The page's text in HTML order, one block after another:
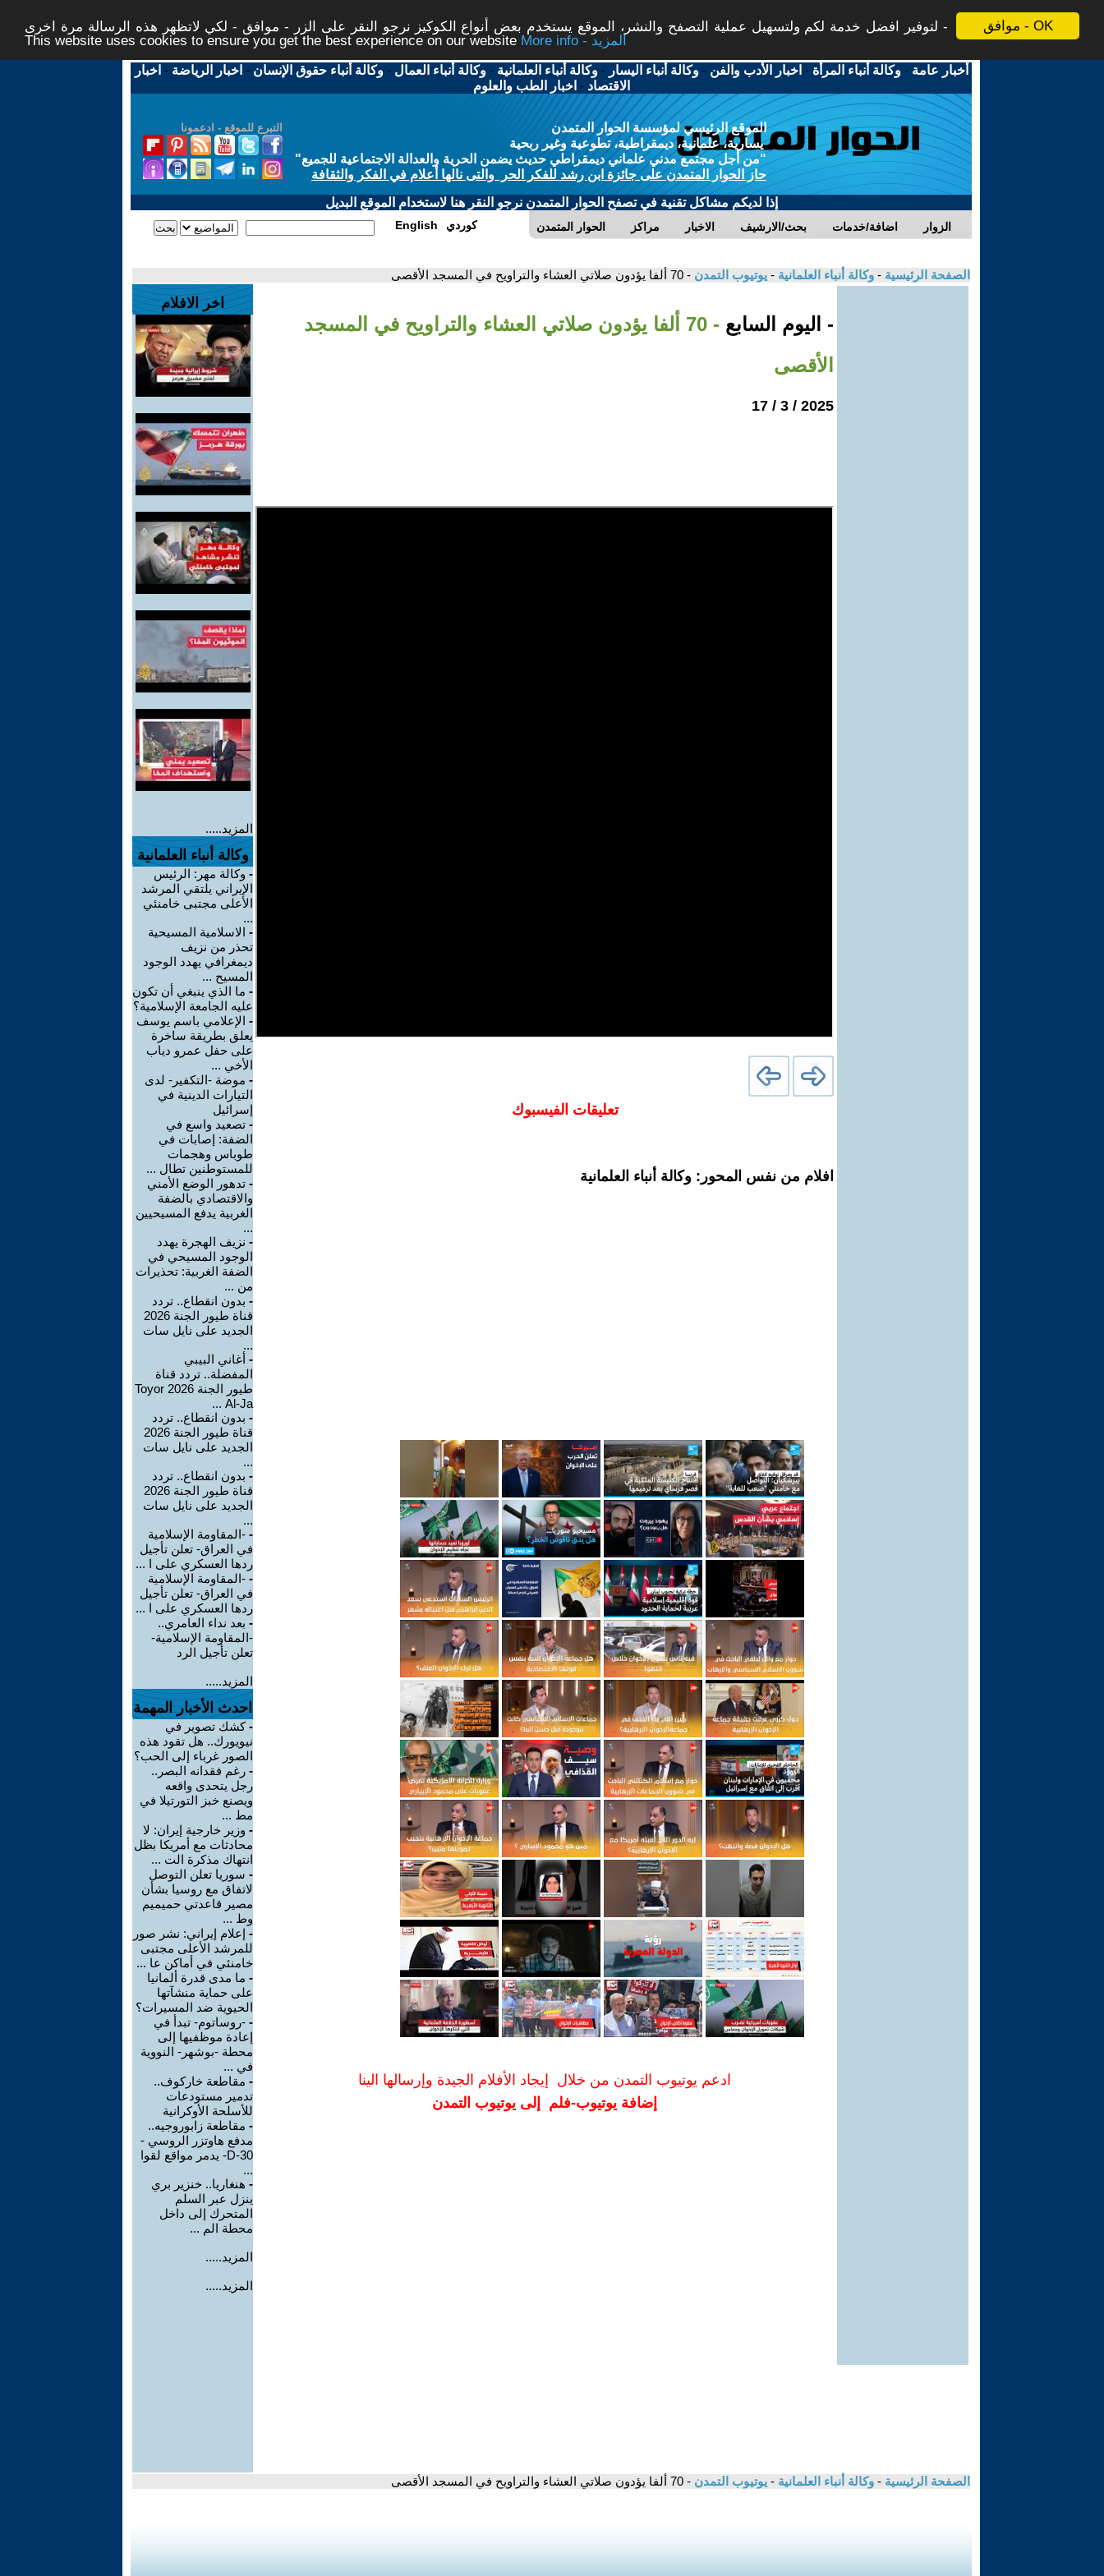
موافق - OK
لتوفير افضل خدمة لكم ولتسهيل عملية التصفح والنشر، الموقع يستخدم بعض أنواع الكوكيز نرجو النقر على الزر - موافق - لكي لاتظهر هذه الرسالة مرة اخرى -
This website uses cookies to ensure you get the best experience on our website
More info - المزيد
أخبار عامة -وكالة أنباء المرأة - اخبار الأدب والفن -وكالة أنباء اليسار -وكالة أنباء العلمانية -وكالة أنباء العمال -وكالة أنباء حقوق الإنسان - اخبار الرياضة - اخبار
الاقتصاد - اخبار الطب والعلوم
التبرع للموقع - ادعمونا
الموقع الرئيسي لمؤسسة الحوار المتمدن
يسارية، علمانية، ديمقراطية، تطوعية وغير ربحية
"من أجل مجتمع مدني علماني ديمقراطي حديث يضمن الحرية والعدالة الاجتماعية للجميع"
حاز الحوار المتمدن على جائزة ابن رشد للفكر الحر والتى نالها أعلام في الفكر والثقافة
إذا لديكم مشاكل تقنية في تصفح الحوار المتمدن نرجو النقر هنا لاستخدام الموقع البديل
الحوار المتمدن مراكز الاخبار بحث/الارشيف اضافة/خدمات الزوار English كوردي
الصفحة الرئيسية - وكالة أنباء العلمانية - يوتيوب التمدن - 70 ألفا يؤدون صلاتي العشاء والتراويح في المسجد الأقصى
- اليوم السابع
- 70 ألفا يؤدون صلاتي العشاء والتراويح في المسجد
الأقصى
2025 / 3 / 17
تعليقات الفيسبوك
افلام من نفس المحور: وكالة أنباء العلمانية
ادعم يوتيوب التمدن من خلال إيجاد الأفلام الجيدة وإرسالها الينا
إضافة يوتيوب-فلم إلى يوتيوب التمدن
اخر الافلام
المزيد.....
وكالة أنباء العلمانية
- وكالة مهر: الرئيس
الإيراني يلتقي المرشد
الأعلى مجتبى خامنئي
...
- الاسلامية المسيحية
تحذر من نزيف
ديمغرافي يهدد الوجود
المسيح ...
- ما الذي ينبغي أن تكون
عليه الجامعة الإسلامية؟
- الإعلامي باسم يوسف
يعلق بطريقة ساخرة
على حفل عمرو دياب
الأخي ...
- موضة -التكفير- لدى
التيارات الدينية في
إسرائيل
- تصعيد واسع في
الضفة: إصابات في
طوباس وهجمات
للمستوطنين تطال ...
- تدهور الوضع الأمني
والاقتصادي بالضفة
الغربية يدفع المسيحيين
...
- نزيف الهجرة يهدد
الوجود المسيحي في
الضفة الغربية: تحذيرات
من ...
- بدون انقطاع.. تردد
قناة طيور الجنة 2026
الجديد على نايل سات
...
- أغاني البيبي
المفضلة.. تردد قناة
طيور الجنة 2026 Toyor
Al-Ja ...
- بدون انقطاع.. تردد
قناة طيور الجنة 2026
الجديد على نايل سات
...
- بدون انقطاع.. تردد
قناة طيور الجنة 2026
الجديد على نايل سات
...
- -المقاومة الإسلامية
في العراق- تعلن تأجيل
ردها العسكري على ا ...
- -المقاومة الإسلامية
في العراق- تعلن تأجيل
ردها العسكري على ا ...
- بعد نداء العامري..
-المقاومة الإسلامية-
تعلن تأجيل الرد
المزيد.....
احدث الأخبار المهمة
-كشك تصوير في
نيويورك.. هل تقود هذه
الصور غرباء إلى الحب؟
- رغم فقدانه البصر..
رجل يتحدى واقعه
ويصنع خبز التورتيلا في
مط ...
- وزير خارجية إيران: لا
محادثات مع أمريكا بظل
انتهاك مذكرة الت ...
- سوريا تعلن التوصل
لاتفاق مع روسيا بشأن
مصير قاعدتي حميميم
وط ...
- إعلام إيراني: نشر صور
للمرشد الأعلى مجتبى
خامنئي في أماكن عا ...
- ما مدى قدرة ألمانيا
على حماية منشآتها
الحيوية ضد المسيرات؟
- -روساتوم- تبدأ في
إعادة موظفيها إلى
محطة -بوشهر- النووية
في ...
- مقاطعة خاركوف..
تدمير مستودعات
للأسلحة الأوكرانية
- مقاطعة زابوروجيه..
مدفع هاوتزر الروسي -
D-30- يدمر مواقع لقوا
...
- هنغاريا.. خنزير بري
ينزل عبر السلم
المتحرك إلى داخل
محطة الم ...
المزيد.....
المزيد.....
الصفحة الرئيسية - وكالة أنباء العلمانية - يوتيوب التمدن - 70 ألفا يؤدون صلاتي العشاء والتراويح في المسجد الأقصى